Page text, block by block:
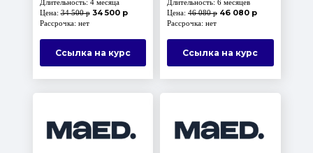
Длительность: 4 месяца
Цена:34 500 р 34 500 р
Рассрочка: нет
Ссылка на курс
Длительность: 6 месяцев
Цена: 46 080 р 46 080 р
Рассрочка: нет
Ссылка на курс